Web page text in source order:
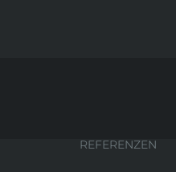
REFERENZEN